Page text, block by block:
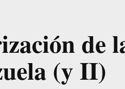
de
(y II)